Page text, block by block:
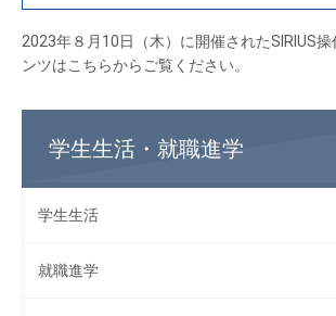
2023年８月10日（木）に開催されたSIRIUS
ンツはこちらからご覧ください。
学生生活・就職進学
学生生活
就職進学